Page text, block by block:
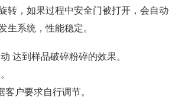
转，如果过程中安全门被打开，会自
生系统，性能稳定。
达到样品破碎粉碎的效果。
户要求自行调节。